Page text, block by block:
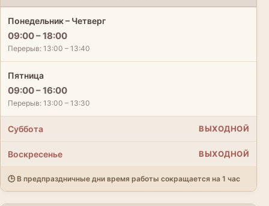
Понедельник – Четверг
09:00 – 18:00
Перерыв: 13:00 – 13:40
Пятница
09:00 – 16:00
Перерыв: 13:00 – 13:30
Суббота ВЫХОДНОЙ
Воскресенье ВЫХОДНОЙ
🕒 В предпраздничные дни время работы сокращается на 1 час